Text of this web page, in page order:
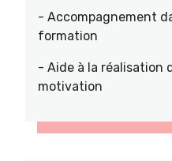
- Accompagnement
formation
- Aide à la réalisation
motivation